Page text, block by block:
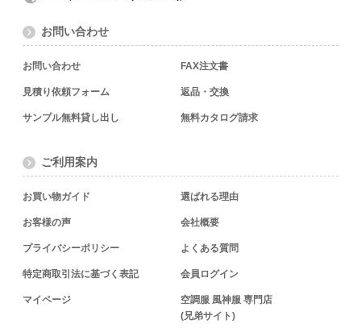
お問い合わせ
お問い合わせ FAX注文書
見積り依頼フォーム 返品・交換
サンプル無料貸し出し 無料カタログ請求
ご利用案内
お買い物ガイド 選ばれる理由
お客様の声 会社概要
プライバシーポリシー よくある質問
特定商取引法に基づく表記 会員ログイン
マイページ
空調服 風神服 専門店
(兄弟サイト)